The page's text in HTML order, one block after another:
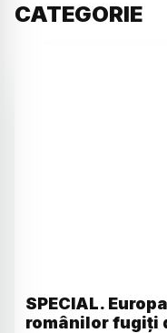
CATEGORIE
SPECIAL.
românilor fugiți